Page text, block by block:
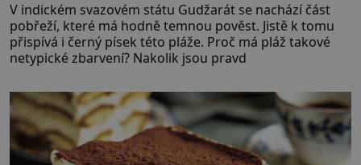
V indickém svazovém státu Gudžarát se nachází část
pobřeží, které má hodně temnou pověst. Jistě k tomu
přispívá i černý písek této pláže. Proč má pláž takové
netypické zbarvení? Nakolik jsou pravd